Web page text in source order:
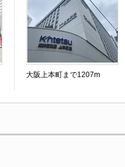
大阪上本町まで1207m